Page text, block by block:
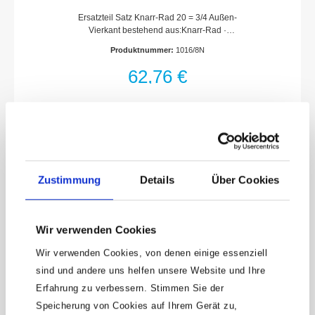
Zustimmung Details Über Cookies
Wir verwenden Cookies
Wir verwenden Cookies, von denen einige essenziell
sind und andere uns helfen unsere Website und Ihre
Erfahrung zu verbessern. Stimmen Sie der
Speicherung von Cookies auf Ihrem Gerät zu,
Ersatzteil Satz Knarr-Rad 20 = 3/4 Außen-
Vierkant bestehend aus:Knarr-Rad ·
· DruckfederFür Umschaltknarre HAZET 1016
5145-3 CT · 6132-1 CT · 6143 CT · 6143-
HandbetätigungHaftungsausschlussFalsche
bzw. fehlerhafte Ersatzteile oder deren
Totalausfall des Gerätes führen.Bei
Schadenersatz- und Haftpflichtansprüche
Beauftragten, Händler und Vertreter.
Produktnummer: 1016/8N
62,76 €
Zubehör